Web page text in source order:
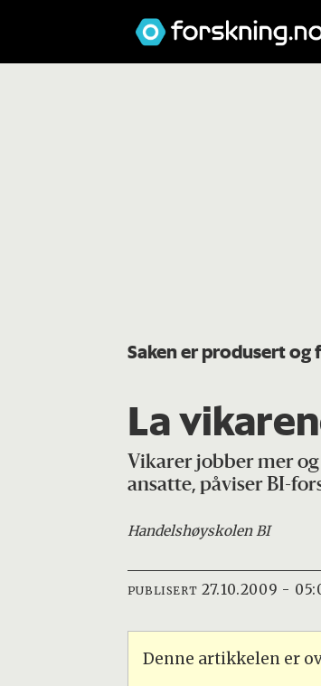
Saken er produsert og
La
Vikarer jobber mer
ansatte, påviser BI-
Handelshøyskolen BI
PUBLISERT 27.10.2009 -
Denne artikkelen er